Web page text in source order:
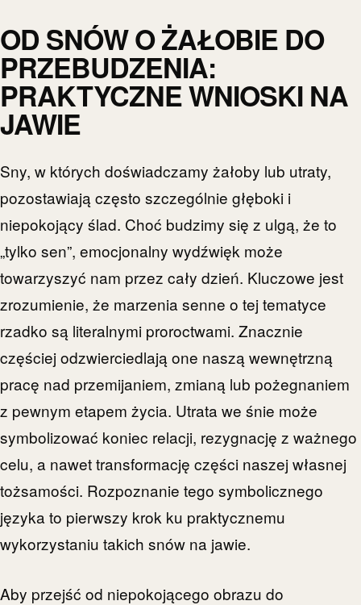
OD SNÓW O ŻAŁOBIE DO
PRZEBUDZENIA:
PRAKTYCZNE WNIOSKI NA
JAWIE
Sny, w których doświadczamy żałoby lub utraty,
pozostawiają często szczególnie głęboki i
niepokojący ślad. Choć budzimy się z ulgą, że to
„tylko sen”, emocjonalny wydźwięk może
towarzyszyć nam przez cały dzień. Kluczowe jest
zrozumienie, że marzenia senne o tej tematyce
rzadko są literalnymi proroctwami. Znacznie
częściej odzwierciedlają one naszą wewnętrzną
pracę nad przemijaniem, zmianą lub pożegnaniem
z pewnym etapem życia. Utrata we śnie może
symbolizować koniec relacji, rezygnację z ważnego
celu, a nawet transformację części naszej własnej
tożsamości. Rozpoznanie tego symbolicznego
języka to pierwszy krok ku praktycznemu
wykorzystaniu takich snów na jawie.
Aby przejść od niepokojącego obrazu do